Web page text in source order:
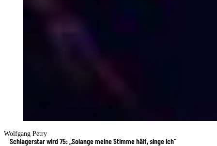
Wolfgang Petry
Schlagerstar wird 75: „Solange meine Stimme hält, singe ich“